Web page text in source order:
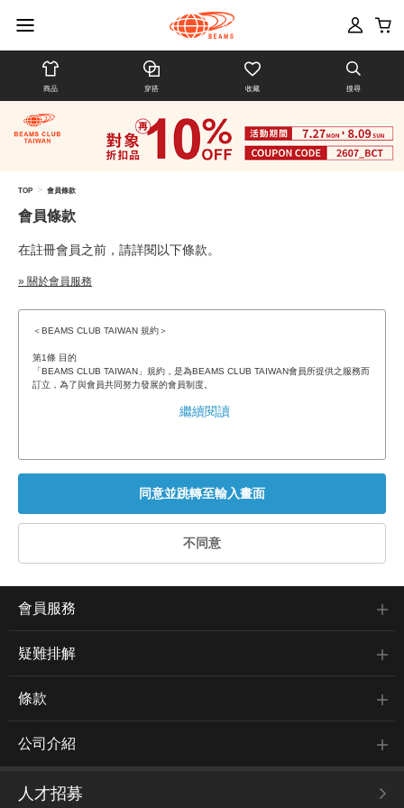
商品 穿搭 收藏 搜尋
TOP > 會員條款
會員條款
在註冊會員之前，請詳閱以下條款。
» 關於會員服務
＜BEAMS CLUB TAIWAN 規約＞
第1條 目的
「BEAMS CLUB TAIWAN」規約，是為BEAMS CLUB TAIWAN會員所提供之服務而
繼續閱讀
會員服務
疑難排解
條款
公司介紹
人才招募